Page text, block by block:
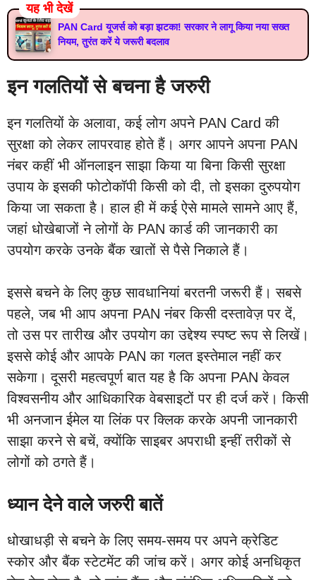
यह भी देखें
PAN Card यूजर्स को बड़ा झटका! सरकार ने लागू किया नया सख्त
नियम, तुरंत करें ये जरूरी बदलाव
इन गलतियों से बचना है जरुरी
इन गलतियों के अलावा, कई लोग अपने PAN Card की
सुरक्षा को लेकर लापरवाह होते हैं। अगर आपने अपना PAN
नंबर कहीं भी ऑनलाइन साझा किया या बिना किसी सुरक्षा
उपाय के इसकी फोटोकॉपी किसी को दी, तो इसका दुरुपयोग
किया जा सकता है। हाल ही में कई ऐसे मामले सामने आए हैं,
जहां धोखेबाजों ने लोगों के PAN कार्ड की जानकारी का
उपयोग करके उनके बैंक खातों से पैसे निकाले हैं।
इससे बचने के लिए कुछ सावधानियां बरतनी जरूरी हैं। सबसे
पहले, जब भी आप अपना PAN नंबर किसी दस्तावेज़ पर दें,
तो उस पर तारीख और उपयोग का उद्देश्य स्पष्ट रूप से लिखें।
इससे कोई और आपके PAN का गलत इस्तेमाल नहीं कर
सकेगा। दूसरी महत्वपूर्ण बात यह है कि अपना PAN केवल
विश्वसनीय और आधिकारिक वेबसाइटों पर ही दर्ज करें। किसी
भी अनजान ईमेल या लिंक पर क्लिक करके अपनी जानकारी
साझा करने से बचें, क्योंकि साइबर अपराधी इन्हीं तरीकों से
लोगों को ठगते हैं।
ध्यान देने वाले जरुरी बातें
धोखाधड़ी से बचने के लिए समय-समय पर अपने क्रेडिट
स्कोर और बैंक स्टेटमेंट की जांच करें। अगर कोई अनधिकृत